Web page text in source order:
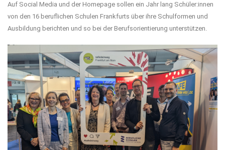
Auf Social Media und der Homepage sollen ein Jahr lang Schüler:innen
von den 16 beruflichen Schulen Frankfurts über ihre Schulformen und
Ausbildung berichten und so bei der Berufsorientierung unterstützen.